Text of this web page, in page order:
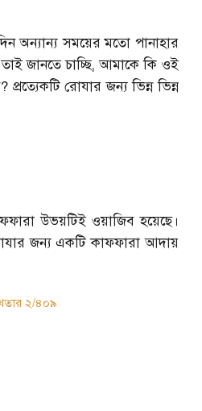
অন্যান্য সময়ের মতো পানাহার
জানতে চাচ্ছি,আমাকে কি ওই
? প্রত্যেকটি রোযার জন্য ভিন্ন ভিন্ন
উভয়টিই ওয়াজিব হয়েছে।
জন্য একটি কাফফারা আদায়
২/৪০৯